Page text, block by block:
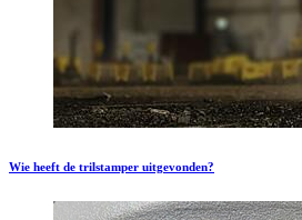
Wie heeft de trilstamper uitgevonden?